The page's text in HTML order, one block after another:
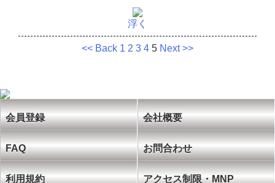
浮く
<< Back 1 2 3 4 5 Next >>
会員登録 会社概要
FAQ お問合わせ
利用規約 アクセス制限・MNP